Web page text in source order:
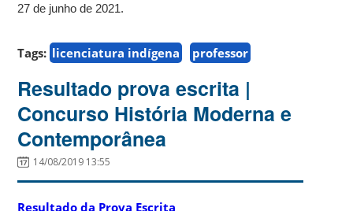
27 de junho de 2021.
Tags: licenciatura indígena professor
Resultado prova escrita |
Concurso História Moderna e
Contemporânea
14/08/2019 13:55
Resultado da Prova Escrita